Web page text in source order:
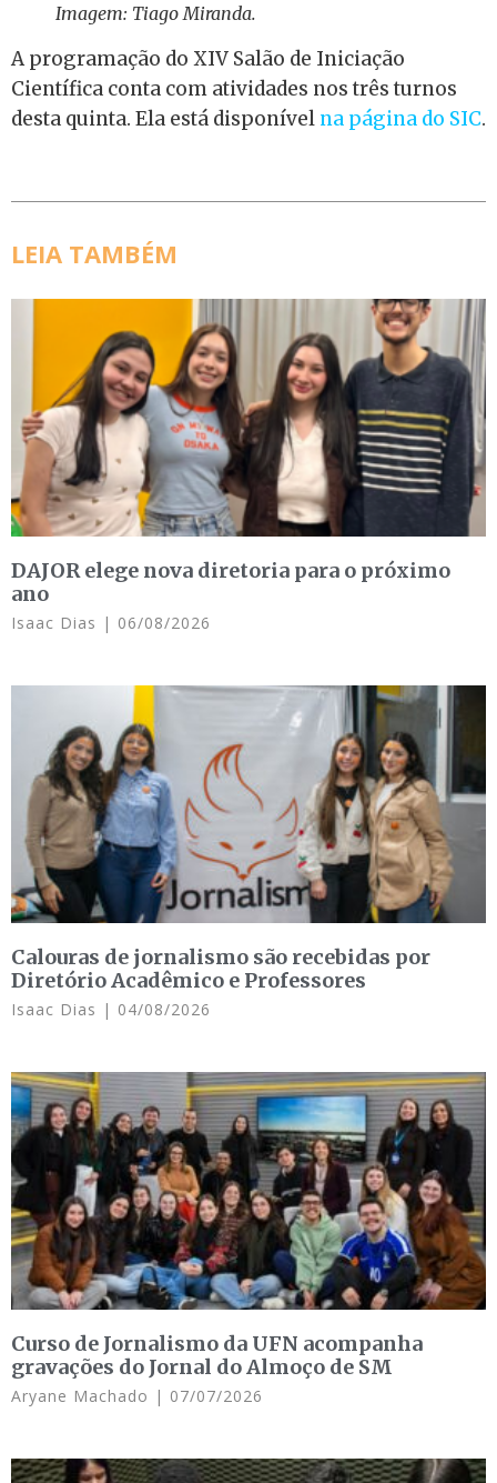
Imagem: Tiago Miranda.
A programação do XIV Salão de Iniciação
Científica conta com atividades nos três turnos
desta quinta. Ela está disponível na página do SIC.
LEIA TAMBÉM
DAJOR elege nova diretoria para o próximo
ano
Isaac Dias 06/08/2026
Calouras de jornalismo são recebidas por
Diretório Acadêmico e Professores
Isaac Dias 04/08/2026
Curso de Jornalismo da UFN acompanha
gravações do Jornal do Almoço de SM
Aryane Machado 07/07/2026